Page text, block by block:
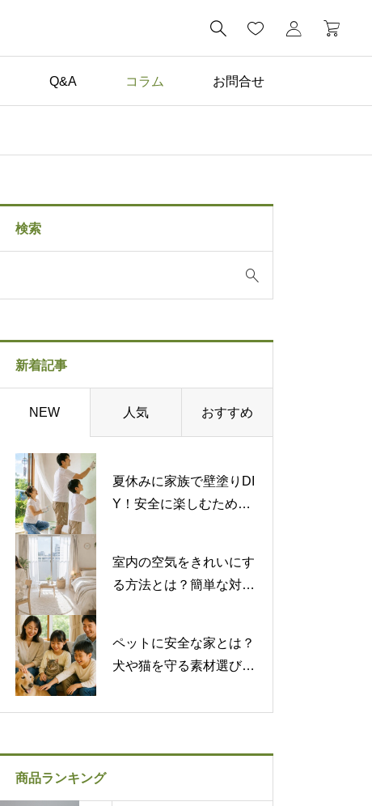

Q&A コラム お問合せ
コラム一覧
検索
新着記事
NEW 人気 おすすめ
夏休みに家族で壁塗りDI
Y！安全に楽しむための
室内の空気をきれいにす
る方法とは？簡単な対策
ペットに安全な家とは？
犬や猫を守る素材選びと
商品ランキング